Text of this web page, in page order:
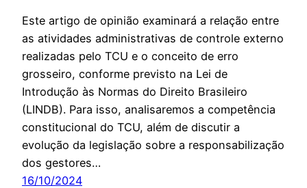
Este artigo de opinião examinará a relação entre
as atividades administrativas de controle externo
realizadas pelo TCU e o conceito de erro
grosseiro, conforme previsto na Lei de
Introdução às Normas do Direito Brasileiro
(LINDB). Para isso, analisaremos a competência
constitucional do TCU, além de discutir a
evolução da legislação sobre a responsabilização
dos gestores…
16/10/2024